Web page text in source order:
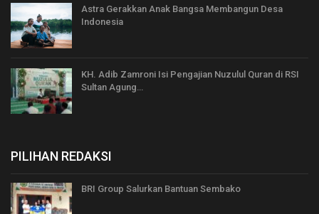
Astra Gerakkan Anak Bangsa Membangun Desa
Indonesia
KH. Adib Zamroni Isi Pengajian Nuzulul Quran di RSI
Sultan Agung…
PILIHAN REDAKSI
BRI Group Salurkan Bantuan Sembako